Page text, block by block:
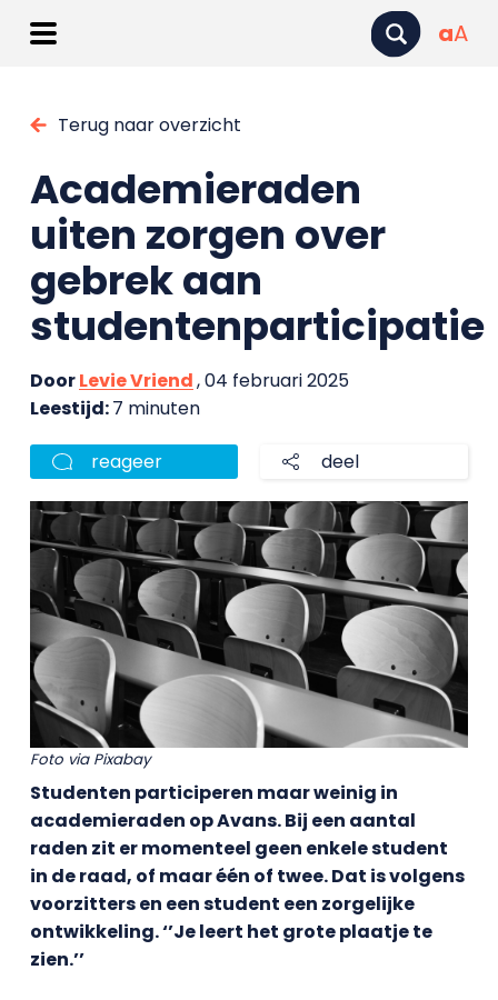
aA
Terug naar overzicht
Academieraden
uiten zorgen over
gebrek aan
studentenparticipatie
DoorLevie Vriend, 04 februari 2025
Leestijd:7 minuten
reageer deel
Foto via Pixabay
Studenten participeren maar weinig in
academieraden op Avans. Bij een aantal
raden zit er momenteel geen enkele student
in de raad, of maar één of twee. Dat is volgens
voorzitters en een student een zorgelijke
ontwikkeling. ‘’Je leert het grote plaatje te
zien.’’